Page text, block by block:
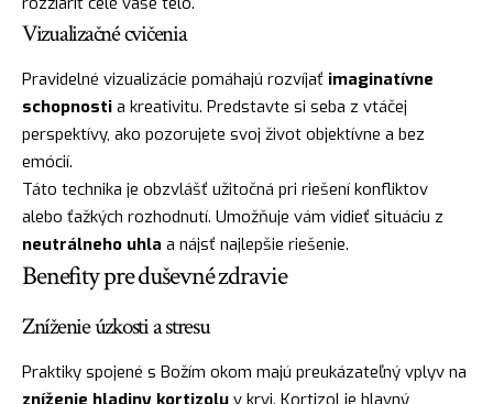
Vizualizačné cvičenia
Pravidelné vizualizácie pomáhajú rozvíjať imaginatívne
schopnosti a kreativitu. Predstavte si seba z vtáčej
perspektívy, ako pozorujete svoj život objektívne a bez
emócií.
Táto technika je obzvlášť užitočná pri riešení konfliktov
alebo ťažkých rozhodnutí. Umožňuje vám vidieť situáciu z
neutrálneho uhla a nájsť najlepšie riešenie.
Benefity pre duševné zdravie
Zníženie úzkosti a stresu
Praktiky spojené s Božím okom majú preukázateľný vplyv na
zníženie hladiny kortizolu v krvi. Kortizol je hlavný